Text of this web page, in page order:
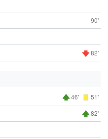
90'
82'
46' 51'
82'